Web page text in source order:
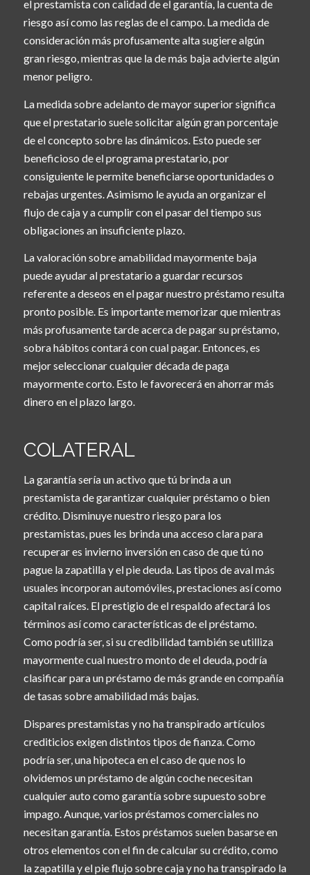
el prestamista con calidad de el garantía, la cuenta de
riesgo así­ como las reglas de el campo. La medida de
consideración más profusamente alta sugiere algún
gran riesgo, mientras que la de más baja advierte algún
menor peligro.
La medida sobre adelanto de mayor superior significa
que el prestatario suele solicitar algún gran porcentaje
de el concepto sobre las dinámicos. Esto puede ser
beneficioso de el programa prestatario, por
consiguiente le permite beneficiarse oportunidades o
rebajas urgentes. Asimismo le ayuda an organizar el
flujo de caja y a cumplir con el pasar del tiempo sus
obligaciones an insuficiente plazo.
La valoración sobre amabilidad mayormente baja
puede ayudar al prestatario a guardar recursos
referente a deseos en el pagar nuestro préstamo resulta
pronto posible. Es importante memorizar que mientras
más profusamente tarde acerca de pagar su préstamo,
sobra hábitos contará con cual pagar. Entonces, es
mejor seleccionar cualquier década de paga
mayormente corto. Esto le favorecerá en ahorrar más
dinero en el plazo largo.
COLATERAL
La garantía serí­a un activo que tú brinda a un
prestamista de garantizar cualquier préstamo o bien
crédito. Disminuye nuestro riesgo para los
prestamistas, pues les brinda una acceso clara para
recuperar es invierno inversión en caso de que tú no
pague la zapatilla y el pie deuda. Las tipos de aval más
usuales incorporan automóviles, prestaciones así­ como
capital raíces. El prestigio de el respaldo afectará los
términos así­ como características de el préstamo.
Como podrí­a ser, si su credibilidad también se utilliza
mayormente cual nuestro monto de el deuda, podría
clasificar para un préstamo de más grande en compañía
de tasas sobre amabilidad más bajas.
Dispares prestamistas y no ha transpirado artículos
crediticios exigen distintos tipos de fianza. Como
podrí­a ser, una hipoteca en el caso de que nos lo
olvidemos un préstamo de algún coche necesitan
cualquier auto como garantía sobre supuesto sobre
impago. Aunque, varios préstamos comerciales no
necesitan garantía. Estos préstamos suelen basarse en
otros elementos con el fin de calcular su crédito, como
la zapatilla y el pie flujo sobre caja y no ha transpirado la